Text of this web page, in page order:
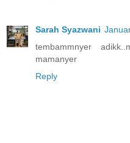
Sarah Syazwani
tembammnyer
mamanyer
Reply